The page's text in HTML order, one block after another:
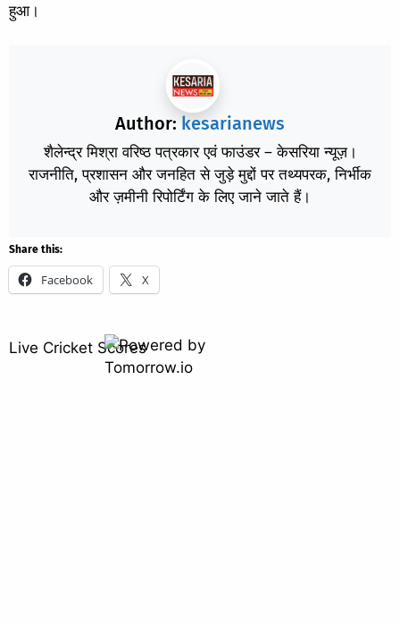
हुआ।
Author: kesarianews
शैलेन्द्र मिश्रा वरिष्ठ पत्रकार एवं फाउंडर – केसरिया न्यूज़।
राजनीति, प्रशासन और जनहित से जुड़े मुद्दों पर तथ्यपरक, निर्भीक
और ज़मीनी रिपोर्टिंग के लिए जाने जाते हैं।
Share this:
Facebook X
Live Cricket Scores